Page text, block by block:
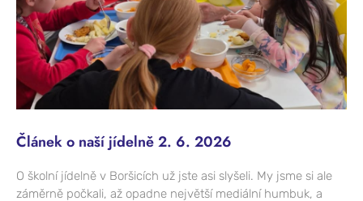
Článek o naší jídelně 2. 6. 2026
O školní jídelně v Boršicích už jste asi slyšeli. My jsme si ale
záměrně počkali, až opadne největší mediální humbuk, a